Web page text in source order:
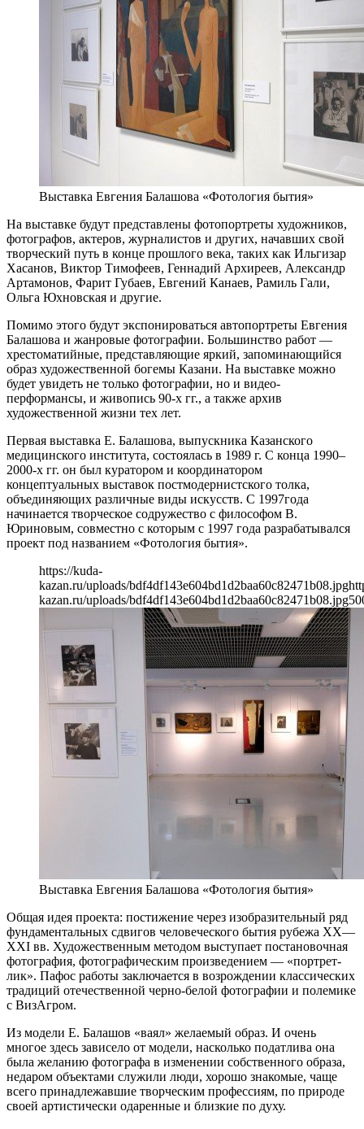
Выставка Евгения Балашова «Фотология бытия»
На выставке будут представлены фотопортреты художников,
фотографов, актеров, журналистов и других, начавших свой
творческий путь в конце прошлого века, таких как Ильгизар
Хасанов, Виктор Тимофеев, Геннадий Архиреев, Александр
Артамонов, Фарит Губаев, Евгений Канаев, Рамиль Гали,
Ольга Юхновская и другие.
Помимо этого будут экспонироваться автопортреты Евгения
Балашова и жанровые фотографии. Большинство работ —
хрестоматийные, представляющие яркий, запоминающийся
образ художественной богемы Казани. На выставке можно
будет увидеть не только фотографии, но и видео-
перформансы, и живопись 90-х гг., а также архив
художественной жизни тех лет.
Первая выставка Е. Балашова, выпускника Казанского
медицинского института, состоялась в 1989 г. С конца 1990–
2000-х гг. он был куратором и координатором
концептуальных выставок постмодернистского толка,
объединяющих различные виды искусств. С 1997года
начинается творческое содружество с философом В.
Юриновым, совместно с которым с 1997 года разрабатывался
проект под названием «Фотология бытия».
https://kuda-
kazan.ru/uploads/bdf4df143e604bd1d2baa60c82471b08.jpg
kazan.ru/uploads/bdf4df143e604bd1d2baa60c82471b08.jpg
Выставка Евгения Балашова «Фотология бытия»
Общая идея проекта: постижение через изобразительный ряд
фундаментальных сдвигов человеческого бытия рубежа XX—
XXI вв. Художественным методом выступает постановочная
фотография, фотографическим произведением — «портрет-
лик». Пафос работы заключается в возрождении классических
традиций отечественной черно-белой фотографии и полемике
с ВизАгром.
Из модели Е. Балашов «ваял» желаемый образ. И очень
многое здесь зависело от модели, насколько податлива она
была желанию фотографа в изменении собственного образа,
недаром объектами служили люди, хорошо знакомые, чаще
всего принадлежавшие творческим профессиям, по природе
своей артистически одаренные и близкие по духу.